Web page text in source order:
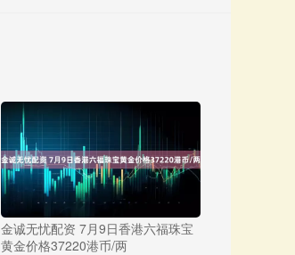
金诚无忧配资 7月9日香港六福珠宝
黄金价格37220港币/两